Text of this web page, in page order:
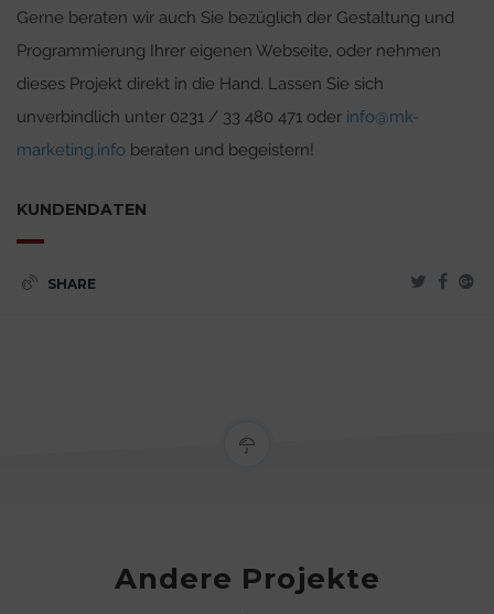
Gerne beraten wir auch Sie bezüglich der Gestaltung und
Programmierung Ihrer eigenen Webseite, oder nehmen
dieses Projekt direkt in die Hand. Lassen Sie sich
unverbindlich unter 0231 / 33 480 471 oder info@mk-
marketing.info beraten und begeistern!
KUNDENDATEN
SHARE
Andere Projekte